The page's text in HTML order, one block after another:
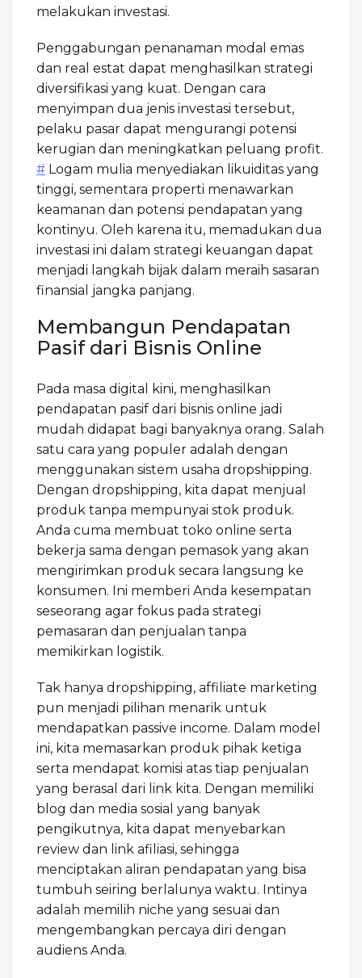
melakukan investasi.
Penggabungan penanaman modal emas
dan real estat dapat menghasilkan strategi
diversifikasi yang kuat. Dengan cara
menyimpan dua jenis investasi tersebut,
pelaku pasar dapat mengurangi potensi
kerugian dan meningkatkan peluang profit.
# Logam mulia menyediakan likuiditas yang
tinggi, sementara properti menawarkan
keamanan dan potensi pendapatan yang
kontinyu. Oleh karena itu, memadukan dua
investasi ini dalam strategi keuangan dapat
menjadi langkah bijak dalam meraih sasaran
finansial jangka panjang.
Membangun Pendapatan
Pasif dari Bisnis Online
Pada masa digital kini, menghasilkan
pendapatan pasif dari bisnis online jadi
mudah didapat bagi banyaknya orang. Salah
satu cara yang populer adalah dengan
menggunakan sistem usaha dropshipping.
Dengan dropshipping, kita dapat menjual
produk tanpa mempunyai stok produk.
Anda cuma membuat toko online serta
bekerja sama dengan pemasok yang akan
mengirimkan produk secara langsung ke
konsumen. Ini memberi Anda kesempatan
seseorang agar fokus pada strategi
pemasaran dan penjualan tanpa
memikirkan logistik.
Tak hanya dropshipping, affiliate marketing
pun menjadi pilihan menarik untuk
mendapatkan passive income. Dalam model
ini, kita memasarkan produk pihak ketiga
serta mendapat komisi atas tiap penjualan
yang berasal dari link kita. Dengan memiliki
blog dan media sosial yang banyak
pengikutnya, kita dapat menyebarkan
review dan link afiliasi, sehingga
menciptakan aliran pendapatan yang bisa
tumbuh seiring berlalunya waktu. Intinya
adalah memilih niche yang sesuai dan
mengembangkan percaya diri dengan
audiens Anda.